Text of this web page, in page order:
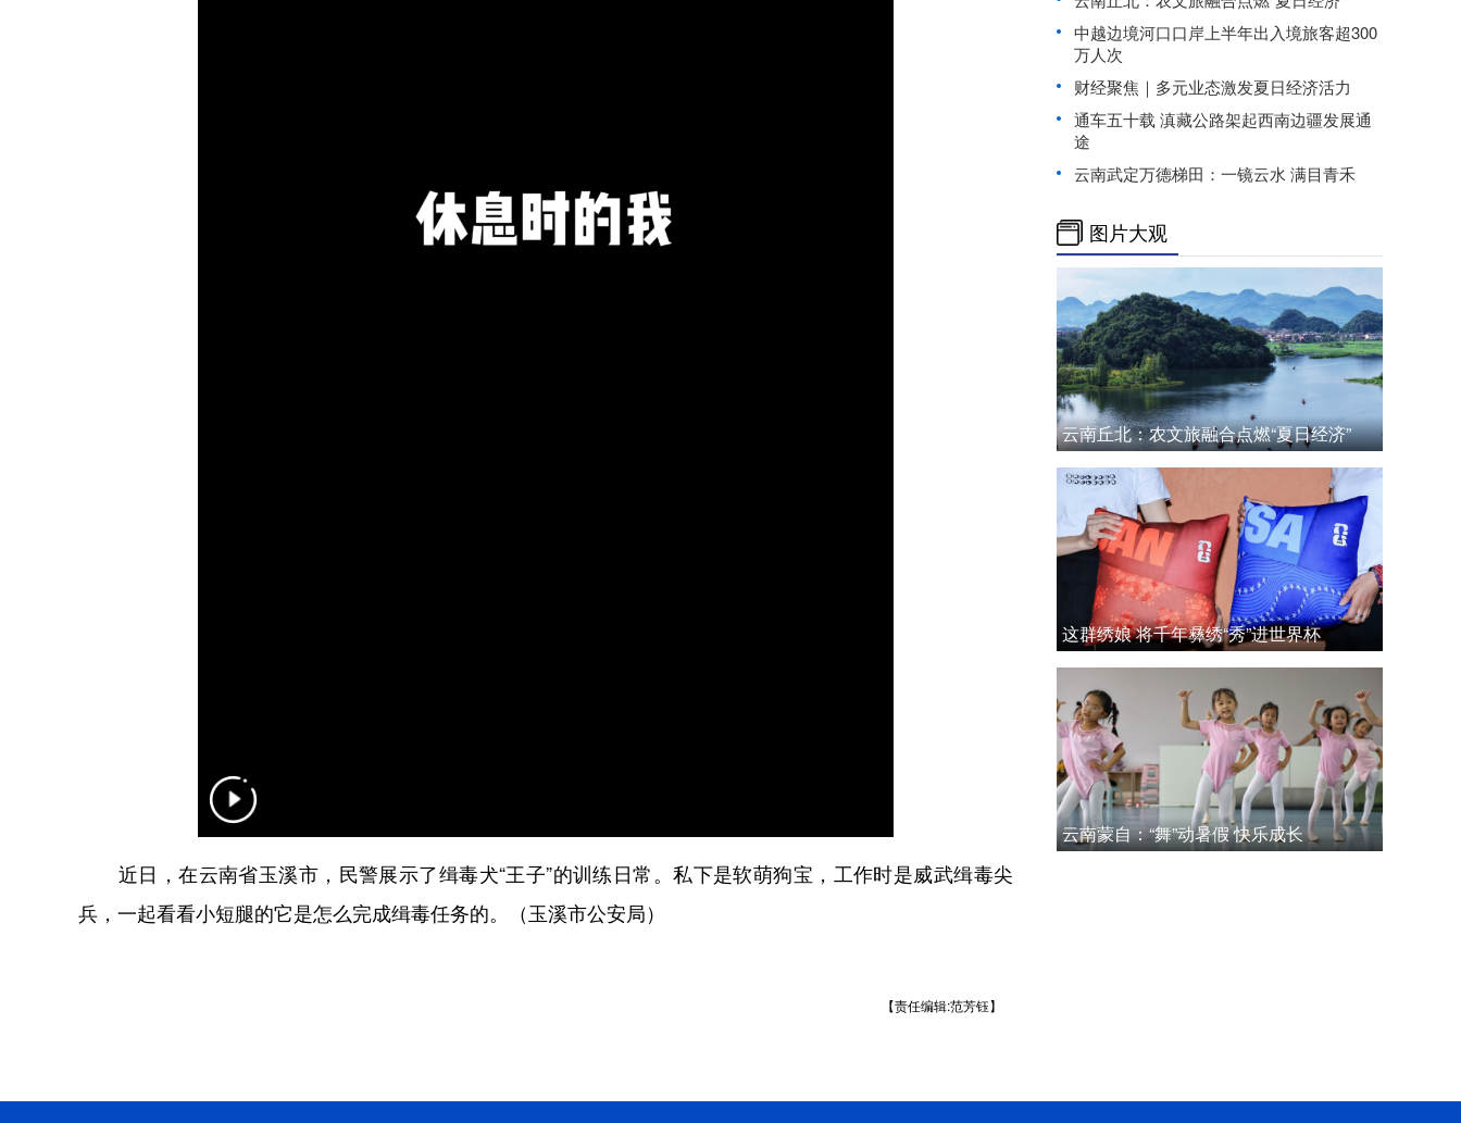
近日，在云南省玉溪市，民警展示了缉毒犬“王子”的训练日常。私下是软萌狗宝，工作时是威武缉毒尖
兵，一起看看小短腿的它是怎么完成缉毒任务的。（玉溪市公安局）
【责任编辑:范芳钰】
中越边境河口口岸上半年出入境旅客超300
万人次
财经聚焦｜多元业态激发夏日经济活力
通车五十载 滇藏公路架起西南边疆发展通
途
云南武定万德梯田：一镜云水 满目青禾
图片大观
云南丘北：农文旅融合点燃“夏日经济”
这群绣娘 将千年彝绣“秀”进世界杯
云南蒙自：“舞”动暑假 快乐成长